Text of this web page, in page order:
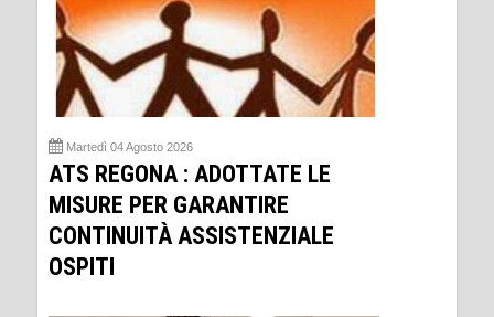
Martedì 04 Agosto 2026
ATS REGONA : ADOTTATE LE
MISURE PER GARANTIRE
CONTINUITÀ ASSISTENZIALE
OSPITI